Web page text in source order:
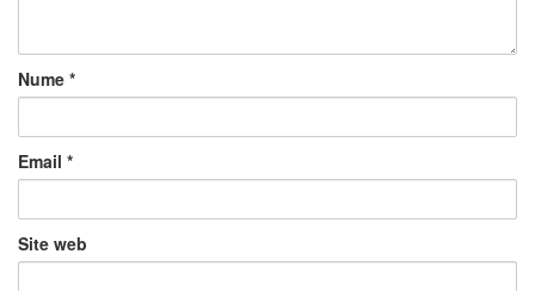
Nume *
Email *
Site web